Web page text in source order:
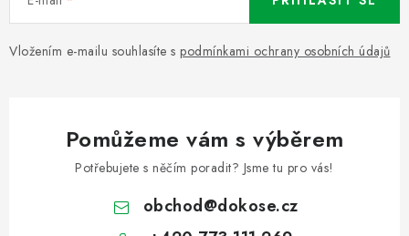
Vložením e-mailu souhlasíte s podmínkami ochrany osobních údajů
Pomůžeme vám s výběrem
Potřebujete s něčím poradit? Jsme tu pro vás!
obchod@dokose.cz